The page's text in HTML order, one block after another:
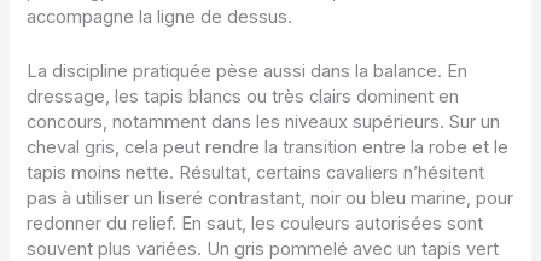
accompagne la ligne de dessus.
La discipline pratiquée pèse aussi dans la balance. En
dressage, les tapis blancs ou très clairs dominent en
concours, notamment dans les niveaux supérieurs. Sur un
cheval gris, cela peut rendre la transition entre la robe et le
tapis moins nette. Résultat, certains cavaliers n’hésitent
pas à utiliser un liseré contrastant, noir ou bleu marine, pour
redonner du relief. En saut, les couleurs autorisées sont
souvent plus variées. Un gris pommelé avec un tapis vert